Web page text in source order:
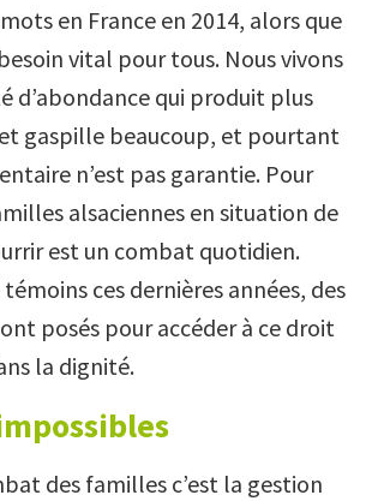
en France en 2014, alors que
vital pour tous. Nous vivons
d’abondance qui produit plus
gaspille beaucoup, et pourtant
n’est pas garantie. Pour
alsaciennes en situation de
est un combat quotidien.
ces dernières années, des
posés pour accéder à ce droit
la dignité.
des familles c’est la gestion